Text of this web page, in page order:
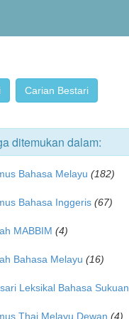
ditemukan dalam:
Bahasa Melayu (182)
Bahasa Inggeris (67)
MABBIM (4)
Bahasa Melayu (16)
Leksikal Bahasa Sukuan
Thai Melayu Dewan (4)